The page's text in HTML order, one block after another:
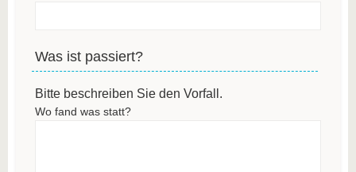
Was ist passiert?
Bitte beschreiben Sie den Vorfall.
Wo fand was statt?